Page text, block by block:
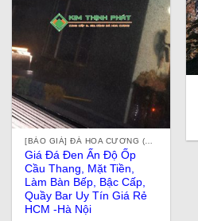
[BÁO GIÁ] ĐÁ HOA CƯƠNG (ĐÁ GRANITE) TỰ NHIÊN, NHÂN TẠO, ĐÁ ỐP LÁT Ở TPHCM
Giá Đá Đen Ấn Độ Ốp
Cầu Thang, Mặt Tiền,
Làm Bàn Bếp, Bậc Cấp,
Quầy Bar Uy Tín Giá Rẻ
HCM -Hà Nội